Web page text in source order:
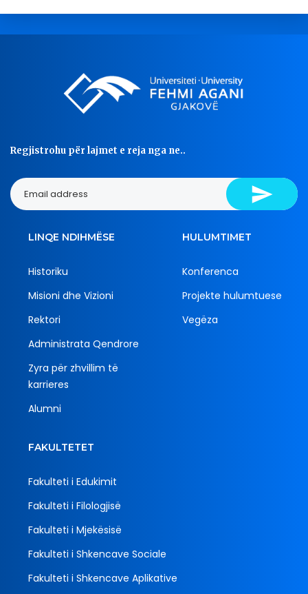
Regjistrohu për lajmet e reja nga ne..
LINQE NDIHMËSE
Historiku
Misioni dhe Vizioni
Rektori
Administrata Qendrore
Zyra për zhvillim të
karrieres
Alumni
HULUMTIMET
Konferenca
Projekte hulumtuese
Vegëza
FAKULTETET
Fakulteti i Edukimit
Fakulteti i Filologjisë
Fakulteti i Mjekësisë
Fakulteti i Shkencave Sociale
Fakulteti i Shkencave Aplikative